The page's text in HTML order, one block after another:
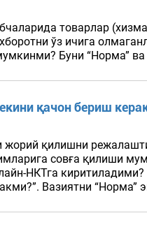
товарлар
ўз ичига
Буни “Норма”
қачон бериш
жорий қилишни
совға қилиши
НКТга
Вазиятни “Норма”